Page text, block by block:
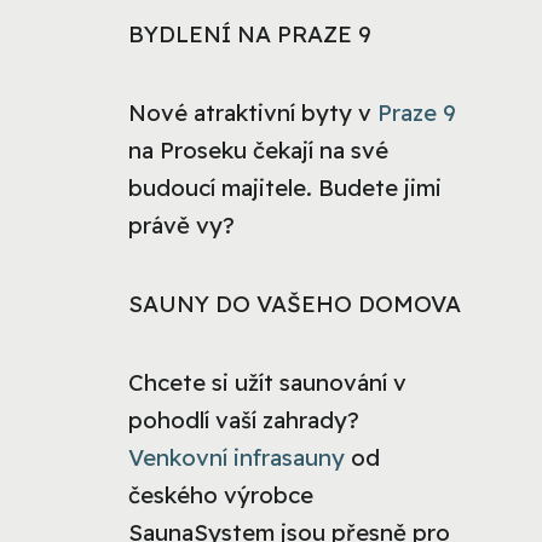
BYDLENÍ NA PRAZE 9
Nové atraktivní byty v Praze 9
na Proseku čekají na své
budoucí majitele. Budete jimi
právě vy?
SAUNY DO VAŠEHO DOMOVA
Chcete si užít saunování v
pohodlí vaší zahrady?
Venkovní infrasauny od
českého výrobce
SaunaSystem jsou přesně pro